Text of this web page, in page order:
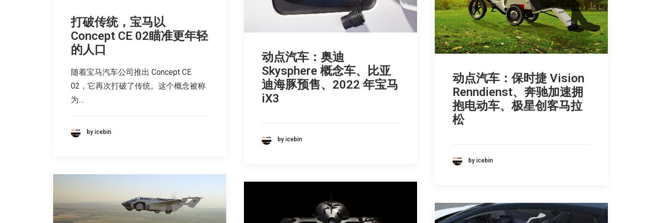
打破传统，宝马以
Concept CE 02瞄准更年轻
的人口
随着宝马汽车公司推出 Concept CE
02，它再次打破了传统。这个概念被称
为…
by icebin
动点汽车：奥迪
Skysphere 概念车、比亚
迪海豚预售、2022 年宝马
iX3
by icebin
动点汽车：保时捷 Vision
Renndienst、奔驰加速拥
抱电动车、极星创客马拉
松
by icebin